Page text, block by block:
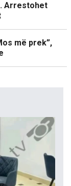
Arrestohet
më prek”,